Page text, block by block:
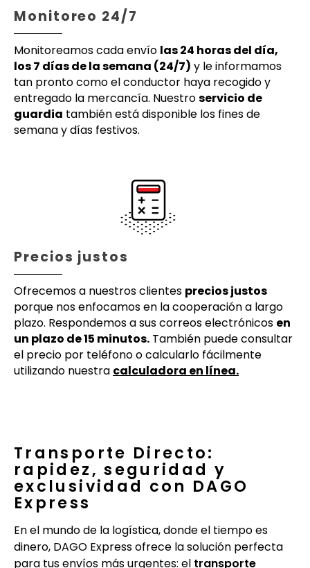
Monitoreo 24/7
Monitoreamos cada envío las 24 horas del día,
los 7 días de la semana (24/7) y le informamos
tan pronto como el conductor haya recogido y
entregado la mercancía. Nuestroservicio de
guardia también está disponible los fines de
semana y días festivos.
Precios justos
Ofrecemos a nuestros clientes precios justos
porque nos enfocamos en la cooperación a largo
plazo. Respondemos a sus correos electrónicos en
un plazo de 15 minutos. También puede consultar
el precio por teléfono o calcularlo fácilmente
utilizando nuestra calculadora en línea.
Transporte Directo:
rapidez, seguridad y
exclusividad con DAGO
Express
En el mundo de la logística, donde el tiempo es
dinero, DAGO Express ofrece la solución perfecta
para tus envíos más urgentes: el transporte